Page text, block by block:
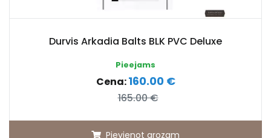
Durvis Arkadia Balts BLK PVC Deluxe
Pieejams
Cena:160.00 €
165.00 €
Pievienot grozam